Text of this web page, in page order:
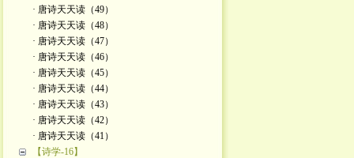
· 唐诗天天读（49）
· 唐诗天天读（48）
· 唐诗天天读（47）
· 唐诗天天读（46）
· 唐诗天天读（45）
· 唐诗天天读（44）
· 唐诗天天读（43）
· 唐诗天天读（42）
· 唐诗天天读（41）
【诗学-16】